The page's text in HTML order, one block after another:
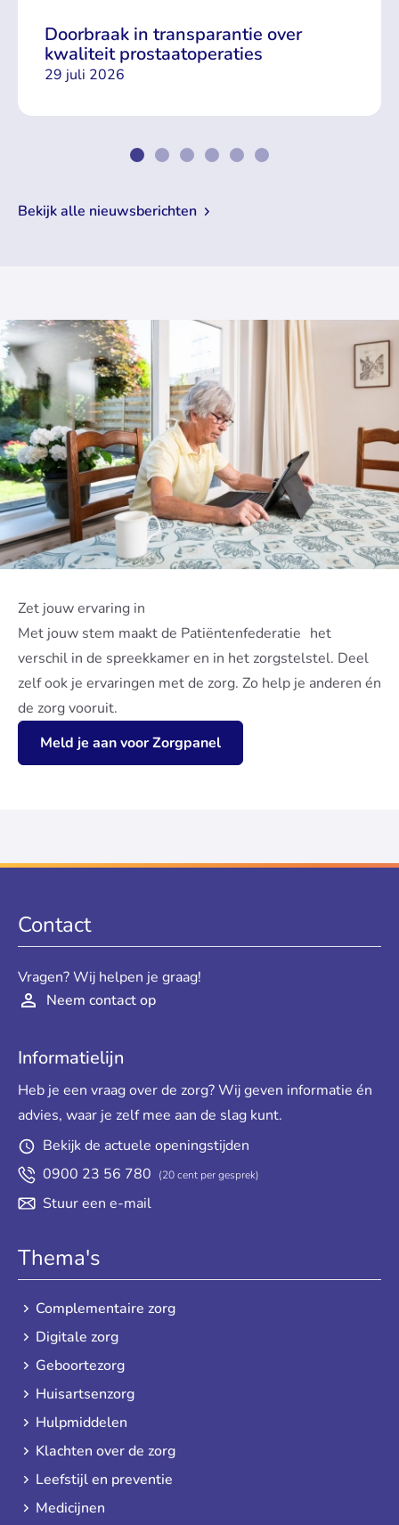
Doorbraak in transparantie over
kwaliteit prostaatoperaties
29 juli 2026
Bekijk alle nieuwsberichten
Zet jouw ervaring in
Met jouw stem maakt de Patiëntenfederatie het
verschil in de spreekkamer en in het zorgstelstel. Deel
zelf ook je ervaringen met de zorg. Zo help je anderen én
de zorg vooruit.
Meld je aan voor Zorgpanel
Contact
Vragen? Wij helpen je graag!
Neem contact op
Informatielijn
Heb je een vraag over de zorg? Wij geven informatie én
advies, waar je zelf mee aan de slag kunt.
Bekijk de actuele openingstijden
0900 23 56 780
(20 cent per gesprek)
Stuur een e-mail
Thema's
Complementaire zorg
Digitale zorg
Geboortezorg
Huisartsenzorg
Hulpmiddelen
Klachten over de zorg
Leefstijl en preventie
Medicijnen